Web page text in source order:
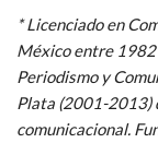
* Licenciado en
México entre
Periodismo y
Plata (2001-2013)
comunicacional.